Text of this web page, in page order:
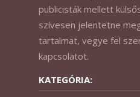
publicisták mellett
szívesen jelentetne
tartalmat, vegye fel
kapcsolatot.
KATEGÓRIA: